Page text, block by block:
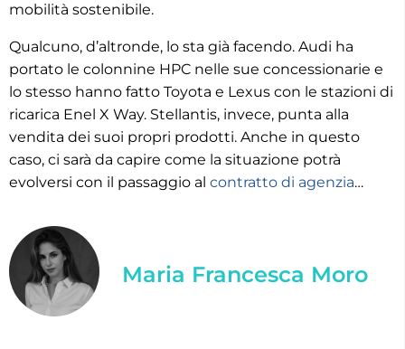
mobilità sostenibile.
Qualcuno, d’altronde, lo sta già facendo. Audi ha
portato le colonnine HPC nelle sue concessionarie e
lo stesso hanno fatto Toyota e Lexus con le stazioni di
ricarica Enel X Way. Stellantis, invece, punta alla
vendita dei suoi propri prodotti. Anche in questo
caso, ci sarà da capire come la situazione potrà
evolversi con il passaggio al contratto di agenzia…
Maria Francesca Moro